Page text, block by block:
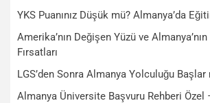
YKS Puanınız Düşük mü? Almanya’da
Amerika’nın Değişen Yüzü ve
Fırsatları
LGS’den Sonra Almanya Yolculuğu Başlar
Almanya Üniversite Başvuru Rehberi